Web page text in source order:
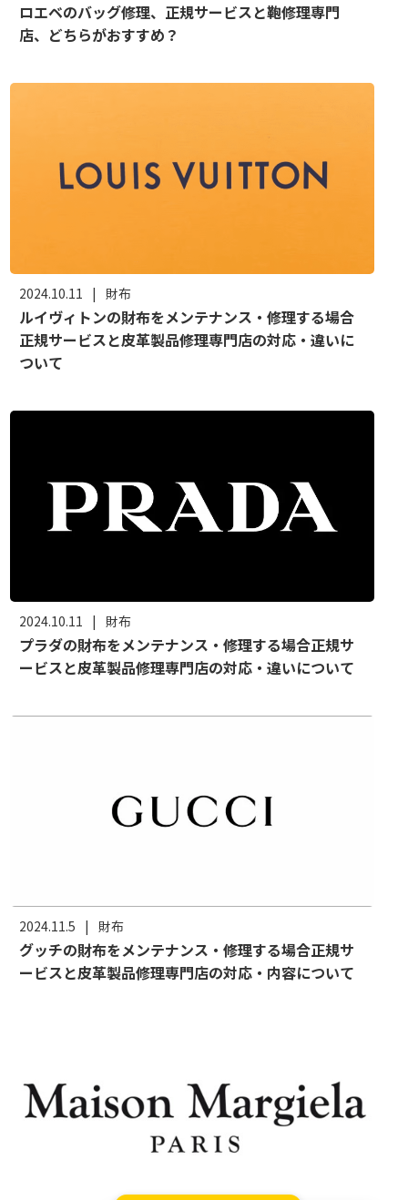
ロエベのバッグ修理、正規サービスと鞄修理専門
店、どちらがおすすめ？
2024.10.11 | 財布
ルイヴィトンの財布をメンテナンス・修理する場合
正規サービスと皮革製品修理専門店の対応・違いに
ついて
2024.10.11 | 財布
プラダの財布をメンテナンス・修理する場合正規サ
ービスと皮革製品修理専門店の対応・違いについて
2024.11.5 | 財布
グッチの財布をメンテナンス・修理する場合正規サ
ービスと皮革製品修理専門店の対応・内容について